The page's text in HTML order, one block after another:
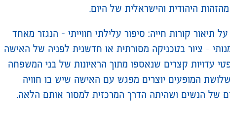
היהודית והישראלית של היום.
קורות חייה: סיפור עלילתי חווייתי – הנגזר מאחד
– ציור בטכניקה מסורתית או חדשנית לפניה של האישה
עדויות קצרים שנאספו מתוך הראיונות של בני המשפחה
המופעים יוצרים מפגש עם האישה שיש בו חוויה
של הנשים ושהיתה הדרך המרכזית למסור אותם הלאה.